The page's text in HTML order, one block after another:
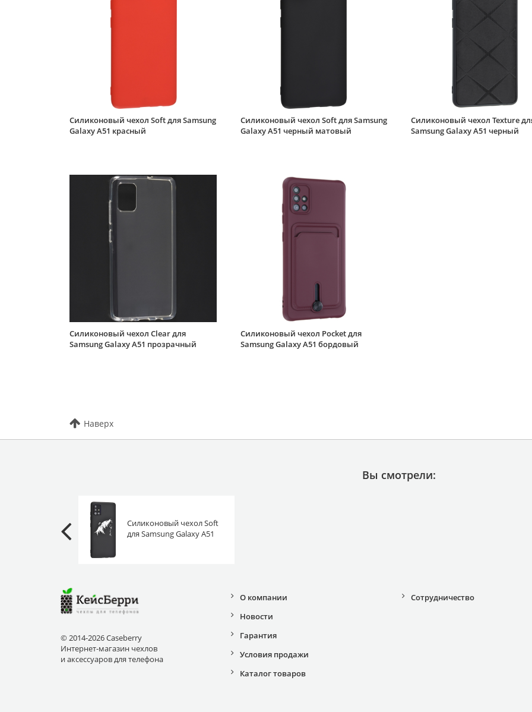
Силиконовый чехол Soft для Samsung
Galaxy A51 красный
Силиконовый чехол Soft для Samsung
Galaxy A51 черный матовый
Силиконовый чехол Texture
Samsung Galaxy A51 черный
Силиконовый чехол Clear для
Samsung Galaxy A51 прозрачный
Силиконовый чехол Pocket для
Samsung Galaxy A51 бордовый
Наверх
Вы смотрели:
Силиконовый чехол Soft
для Samsung Galaxy A51
© 2014-2026 Caseberry
Интернет-магазин чехлов
и аксессуаров для телефона
О компании
Новости
Гарантия
Условия продажи
Каталог товаров
Сотрудничество